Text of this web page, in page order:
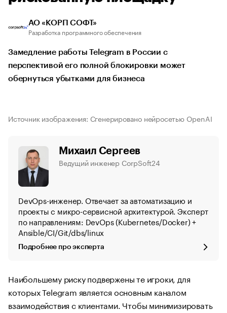
АО «КОРП СОФТ»
Разработка программного обеспечения
Замедление работы Telegram в России с
перспективой его полной блокировки может
обернуться убытками для бизнеса
Источник изображения: Сгенерировано нейросетью OpenAI
Михаил Сергеев
Ведущий инженер CorpSoft24
DevOps-инженер. Отвечает за автоматизацию и
проекты с микро-сервисной архитектурой. Эксперт
по направлениям: DevOps (Kubernetes/Docker) +
Ansible/CI/Git/dbs/linux
Подробнее про эксперта
Наибольшему риску подвержены те игроки, для
которых Telegram является основным каналом
взаимодействия с клиентами. Чтобы минимизировать